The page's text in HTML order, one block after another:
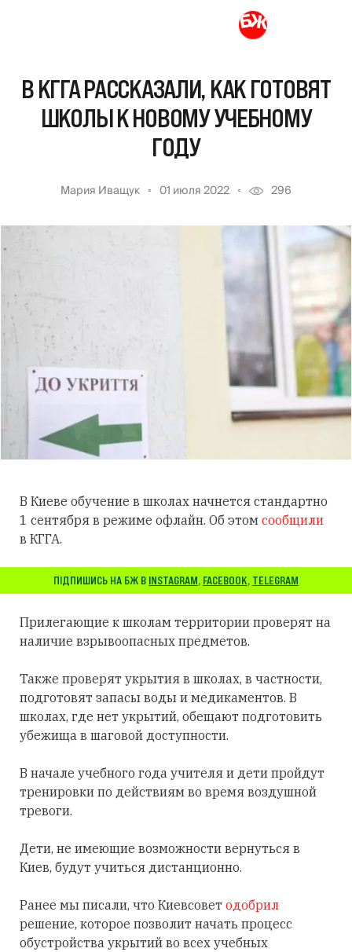
В КГГА РАССКАЗАЛИ, КАК ГОТОВЯТ
ШКОЛЫ К НОВОМУ УЧЕБНОМУ
ГОДУ
Мария Иващук 01 июля 2022 296
В Киеве обучение в школах начнется стандартно
1 сентября в режиме офлайн. Об этом сообщили
в КГГА.
ПІДПИШИСЬ НА БЖ В INSTAGRAM, FACEBOOK, TELEGRAM
Прилегающие к школам территории проверят на
наличие взрывоопасных предметов.
Также проверят укрытия в школах, в частности,
подготовят запасы воды и медикаментов. В
школах, где нет укрытий, обещают подготовить
убежища в шаговой доступности.
В начале учебного года учителя и дети пройдут
тренировки по действиям во время воздушной
тревоги.
Дети, не имеющие возможности вернуться в
Киев, будут учиться дистанционно.
Ранее мы писали, что Киевсовет одобрил
решение, которое позволит начать процесс
обустройства укрытий во всех учебных